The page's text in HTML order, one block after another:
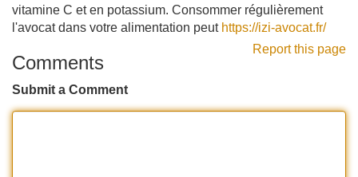
vitamine C et en potassium. Consommer régulièrement
l'avocat dans votre alimentation peut https://izi-avocat.fr/
Report this page
Comments
Submit a Comment